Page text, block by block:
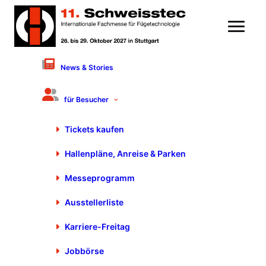
News & Stories
für Besucher
Tickets kaufen
Hallenpläne, Anreise & Parken
Messeprogramm
Ausstellerliste
Karriere-Freitag
Jobbörse
Innovative Richt- und
Entgratmaschinen | ARKU
Hellriegel
Andreas Hellrichel, Vice President Business Development bei